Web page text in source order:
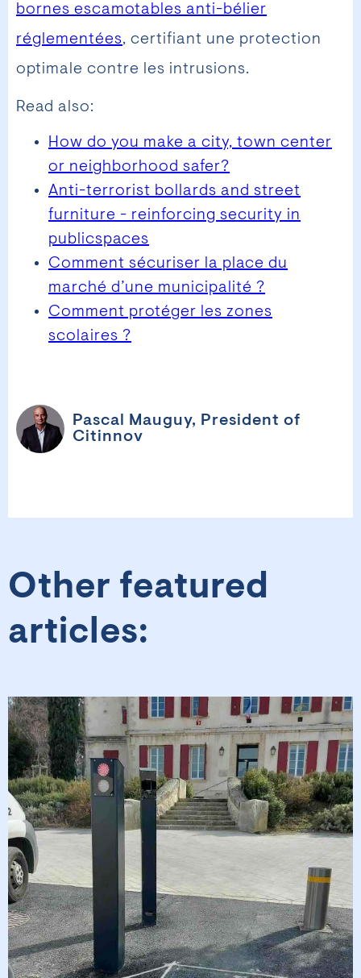
bornes escamotables anti-bélier
réglementées, certifiant une protection
optimale contre les intrusions.
Read also:
How do you make a city, town center
or neighborhood safer?
Anti-terrorist bollards and street
furniture - reinforcing security in
publicspaces‍‍
Comment sécuriser la place du
marché d’une municipalité ?
Comment protéger les zones
scolaires ?
Pascal Mauguy, President of
Citinnov
Other featured
articles: